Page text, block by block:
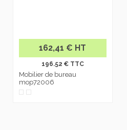
162,41 € HT
196.52 € TTC
Mobilier de bureau
mop72006